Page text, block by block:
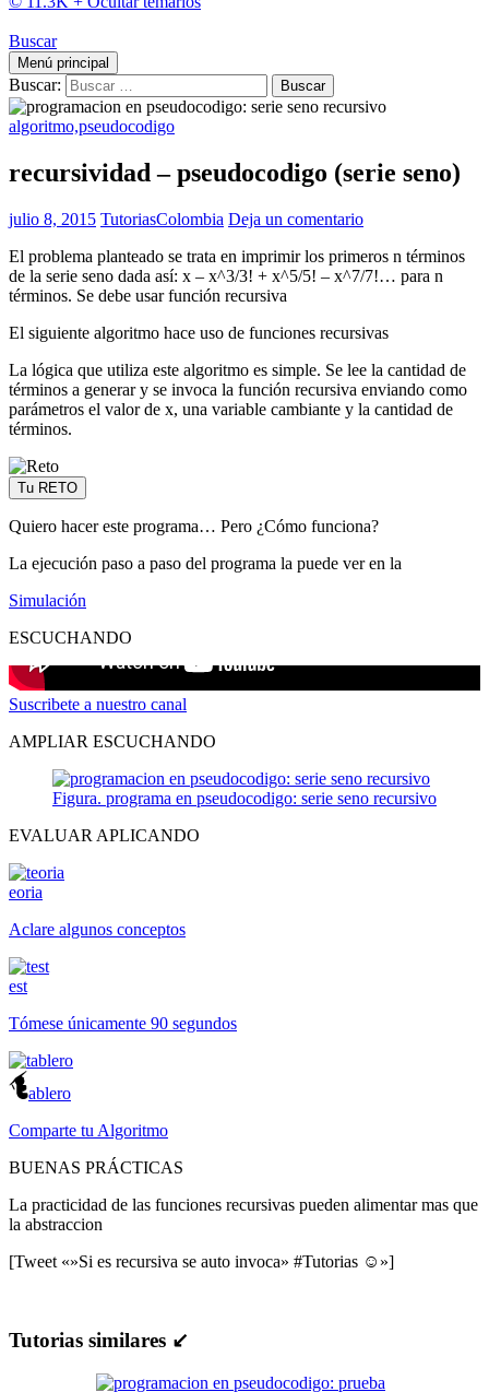
Buscar
Menú principal
Buscar:
algoritmo,pseudocodigo
recursividad – pseudocodigo (serie seno)
julio 8, 2015 TutoriasColombia Deja un comentario
El problema planteado se trata en imprimir los primeros n términos
de la serie seno dada así: x – x^3/3! + x^5/5! – x^7/7!… para n
términos. Se debe usar función recursiva
El siguiente algoritmo hace uso de funciones recursivas
La lógica que utiliza este algoritmo es simple. Se lee la cantidad de
términos a generar y se invoca la función recursiva enviando como
parámetros el valor de x, una variable cambiante y la cantidad de
términos.
Tu RETO
Quiero hacer este programa… Pero ¿Cómo funciona?
La ejecución paso a paso del programa la puede ver en la
Simulación
ESCUCHANDO
Suscribete a nuestro canal
AMPLIAR ESCUCHANDO
Figura. programa en pseudocodigo: serie seno recursivo
EVALUAR APLICANDO
eoria
Aclare algunos conceptos
est
Tómese únicamente 90 segundos
ablero
Comparte tu Algoritmo
BUENAS PRÁCTICAS
La practicidad de las funciones recursivas pueden alimentar mas que
la abstraccion
[Tweet «»Si es recursiva se auto invoca» #Tutorias ☺»]
Tutorias similares ↙